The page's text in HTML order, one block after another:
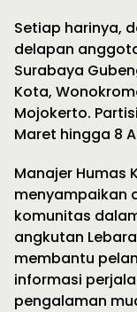
Setiap harinya,
delapan
Surabaya
Kota,
Mojokerto.
Maret hingga 8
Manajer Humas
menyampaikan
komunitas
angkutan
membantu
informasi
pengalaman